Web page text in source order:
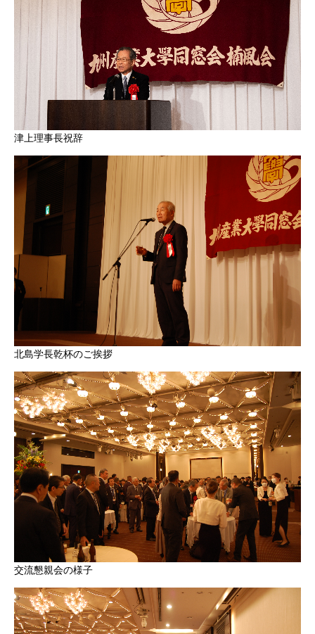
津上理事長祝辞
北島学長乾杯のご挨拶
交流懇親会の様子